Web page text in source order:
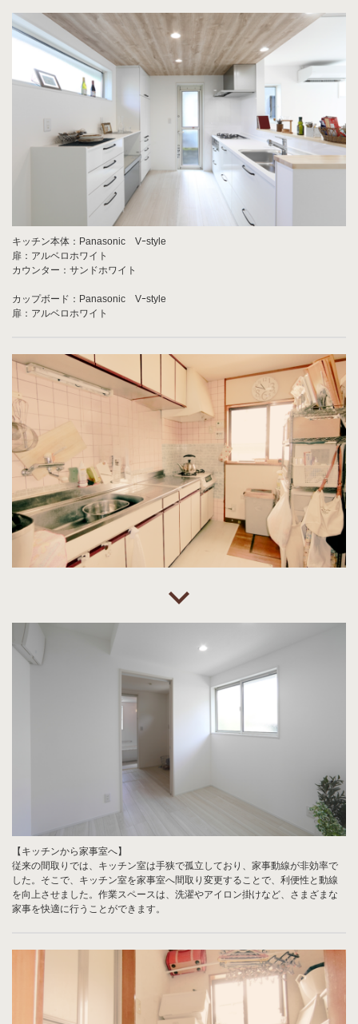
キッチン本体：Panasonic Vｰstyle
扉：アルベロホワイト
カウンター：サンドホワイト
カップボード：Panasonic Vｰstyle
扉：アルベロホワイト
【キッチンから家事室へ】
従来の間取りでは、キッチン室は手狭で孤立しており、家事動線が非効率で
した。そこで、キッチン室を家事室へ間取り変更することで、利便性と動線
を向上させました。作業スペースは、洗濯やアイロン掛けなど、さまざまな
家事を快適に行うことができます。